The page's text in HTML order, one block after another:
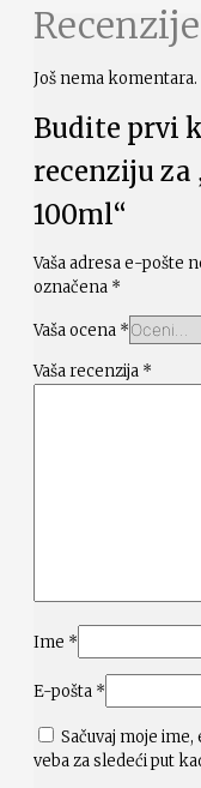
Recenzije
Još nema komentara.
Budite prvi
recenziju za
100ml“
Vaša adresa e-pošte
označena *
Vaša ocena *
Vaša recenzija *
Ime *
E-pošta *
Sačuvaj moje
veba za sledeći put